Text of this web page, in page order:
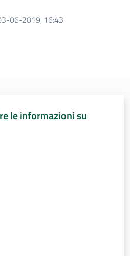
06-2019, 16:43
le informazioni su